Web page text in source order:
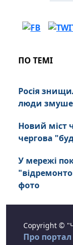
ПО ТЕМІ
Росія
люди
Новий міст
чергова
У мережі
фото
Copyright ©
Про портал